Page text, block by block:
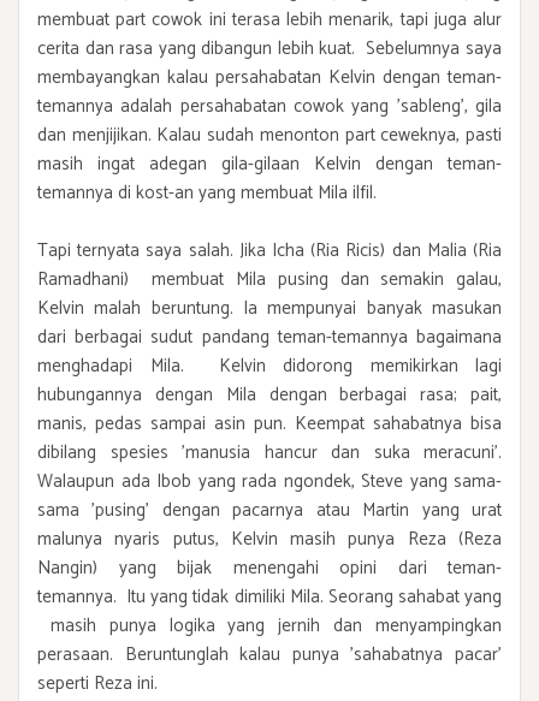
membuat part cowok ini terasa lebih menarik, tapi juga alur
cerita dan rasa yang dibangun lebih kuat. Sebelumnya saya
membayangkan kalau persahabatan Kelvin dengan teman-
temannya adalah persahabatan cowok yang 'sableng', gila
dan menjijikan. Kalau sudah menonton part ceweknya, pasti
masih ingat adegan gila-gilaan Kelvin dengan teman-
temannya di kost-an yang membuat Mila ilfil.
Tapi ternyata saya salah. Jika Icha (Ria Ricis) dan Malia (Ria
Ramadhani) membuat Mila pusing dan semakin galau,
Kelvin malah beruntung. Ia mempunyai banyak masukan
dari berbagai sudut pandang teman-temannya bagaimana
menghadapi Mila. Kelvin didorong memikirkan lagi
hubungannya dengan Mila dengan berbagai rasa; pait,
manis, pedas sampai asin pun. Keempat sahabatnya bisa
dibilang spesies 'manusia hancur dan suka meracuni'.
Walaupun ada Ibob yang rada ngondek, Steve yang sama-
sama 'pusing' dengan pacarnya atau Martin yang urat
malunya nyaris putus, Kelvin masih punya Reza (Reza
Nangin) yang bijak menengahi opini dari teman-
temannya. Itu yang tidak dimiliki Mila. Seorang sahabat yang
masih punya logika yang jernih dan menyampingkan
perasaan. Beruntunglah kalau punya 'sahabatnya pacar'
seperti Reza ini.